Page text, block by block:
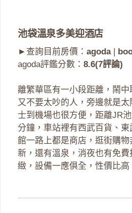
池袋溫泉多美迎酒店
►查詢目前房價： agoda|
agoda評鑑分數： 8.6(7評論)
離繁華區有一小段距離，鬧中
又不要太吵的人，旁邊就是
士到機場也很方便，距離JR
分鐘，車站裡有西武百貨、
館一路上都是商店，逛街購
新，還有溫泉，消夜也有免
緻，設備一應俱全，性價比高